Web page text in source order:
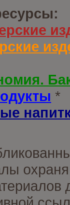
*